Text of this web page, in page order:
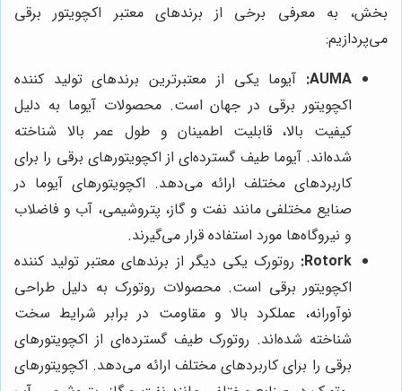
بخش، به معرفی برخی از برندهای معتبر اکچویتور برقی
می‌پردازیم:
AUMA: آیوما یکی از معتبرترین برندهای تولید کننده
اکچویتور برقی در جهان است. محصولات آیوما به دلیل
کیفیت بالا، قابلیت اطمینان و طول عمر بالا شناخته
شده‌اند. آیوما طیف گسترده‌ای از اکچویتورهای برقی را برای
کاربردهای مختلف ارائه می‌دهد. اکچویتورهای آیوما در
صنایع مختلفی مانند نفت و گاز، پتروشیمی، آب و فاضلاب
و نیروگاه‌ها مورد استفاده قرار می‌گیرند.
Rotork: روتورک یکی دیگر از برندهای معتبر تولید کننده
اکچویتور برقی است. محصولات روتورک به دلیل طراحی
نوآورانه، عملکرد بالا و مقاومت در برابر شرایط سخت
شناخته شده‌اند. روتورک طیف گسترده‌ای از اکچویتورهای
برقی را برای کاربردهای مختلف ارائه می‌دهد. اکچویتورهای